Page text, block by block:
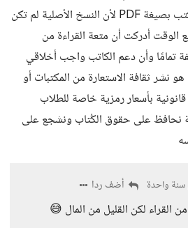
مثل كثيرين قراءة الكتب بصيغة PDF لأن النسخ الأصلية لم تكن
الوقت أدركت أن متعة القراءة من
تمامًا وأن دعم الكاتب واجب أخلاقي
نشر ثقافة الاستعارة من المكتبات أو
بأسعار رمزية خاصة للطلاب
نحافظ على حقوق الكُتاب ونشجع على
سنة واحدة أضف ردا
القراء لكن القليل من المال 😅